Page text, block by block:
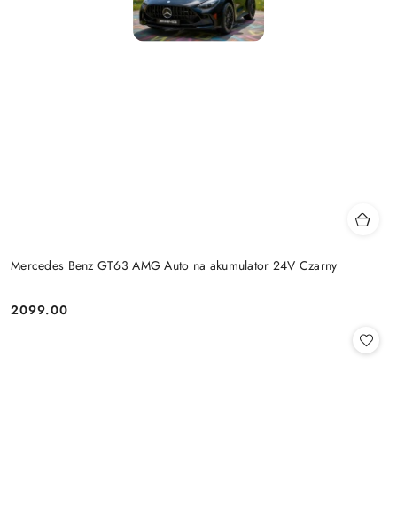
Mercedes Benz GT63 AMG Auto na akumulator 24V Czarny
Cena:
2099.00